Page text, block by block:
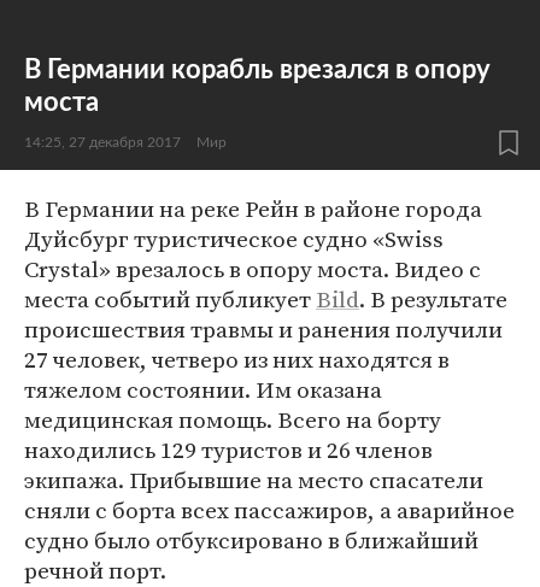
В Германии корабль врезался в опору
моста
14:25, 27 декабря 2017 Мир
В Германии на реке Рейн в районе города
Дуйсбург туристическое судно «Swiss
Crystal» врезалось в опору моста. Видео с
места событий публикуетBild. В результате
происшествия травмы и ранения получили
27 человек, четверо из них находятся в
тяжелом состоянии. Им оказана
медицинская помощь. Всего на борту
находились 129 туристов и 26 членов
экипажа. Прибывшие на место спасатели
сняли с борта всех пассажиров, а аварийное
судно было отбуксировано в ближайший
речной порт.